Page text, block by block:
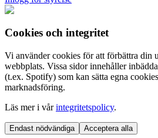
Cookies och integritet
Vi använder cookies för att förbättra din
webbplats. Vissa sidor innehåller
(t.ex. Spotify) som kan sätta egna
marknadsföring.
Läs mer i vår integritetspolicy.
Endast nödvändiga Acceptera alla